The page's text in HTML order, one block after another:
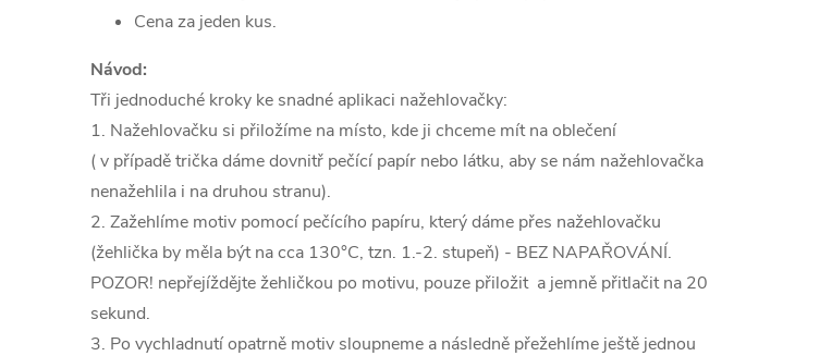
Cena za jeden kus.
Návod:
Tři jednoduché kroky ke snadné aplikaci nažehlovačky:
1. Nažehlovačku si přiložíme na místo, kde ji chceme mít na oblečení
( v případě trička dáme dovnitř pečící papír nebo látku, aby se nám nažehlovačka
nenažehlila i na druhou stranu).
2. Zažehlíme motiv pomocí pečícího papíru, který dáme přes nažehlovačku
(žehlička by měla být na cca 130°C, tzn. 1.-2. stupeň) - BEZ NAPAŘOVÁNÍ.
POZOR! nepřejíždějte žehličkou po motivu, pouze přiložit a jemně přitlačit na 20
sekund.
3. Po vychladnutí opatrně motiv sloupneme a následně přežehlíme ještě jednou